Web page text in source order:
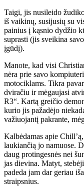
Taigi, jis nusileido
iš vaikinų, susijusių su
painius į kąsnio dydžio
suprasti (jis sveikina
įgūdį).
Manote, kad visi
nėra prie savo
motociklams. Tikra
dviračiu ir mėgaujasi
R3“. Kartą greičio
kurio jis pažadėjo
važiuojantį pakrante,
Kalbėdamas apie
laukiančią jo namuose.
daug protingesnės nei
jas dievina. Matyt,
padeda jam dar geriau
straipsnius.